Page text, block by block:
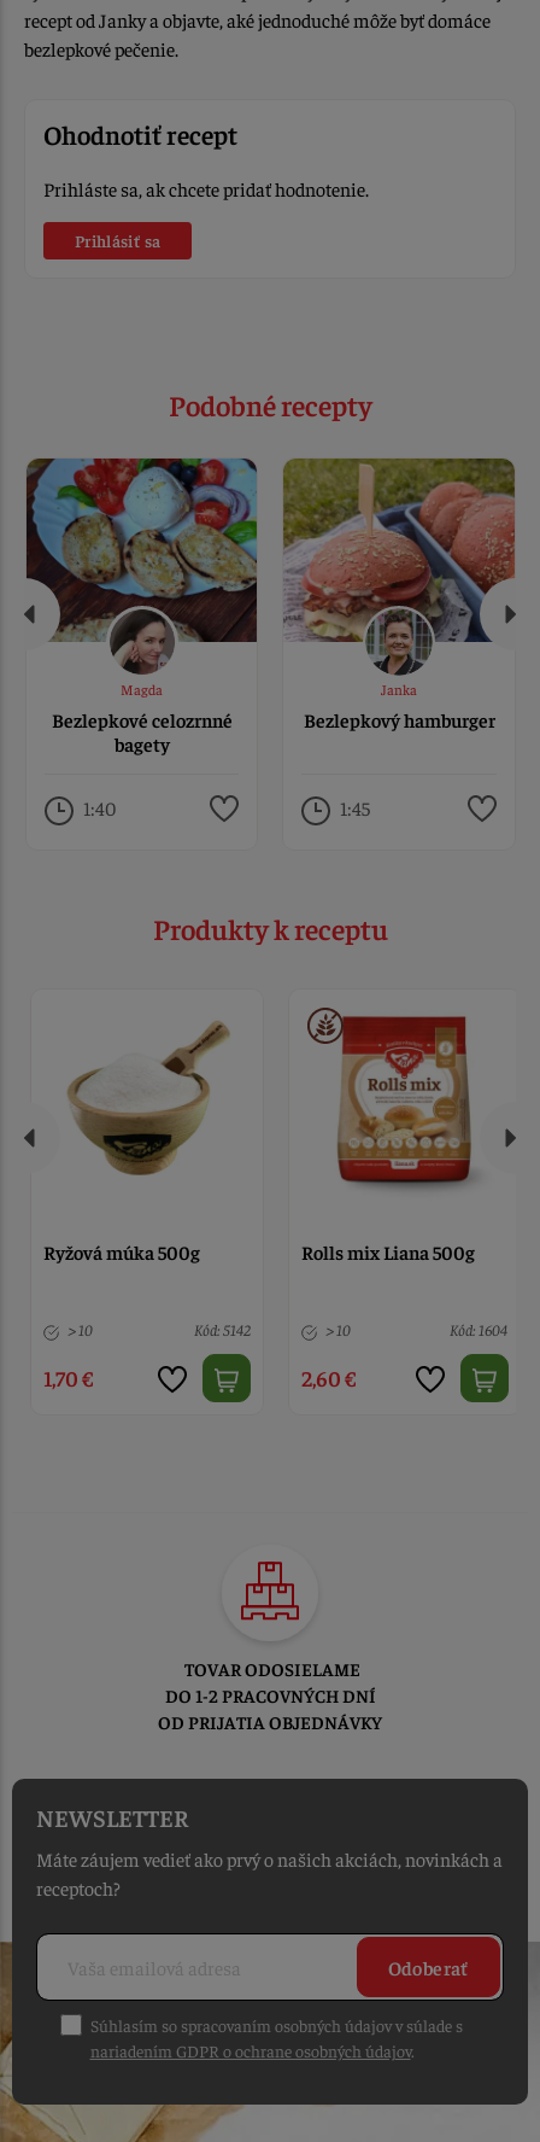
recept od Janky a objavte, aké jednoduché môže byť domáce
bezlepkové pečenie.
Ohodnotiť recept
Prihláste sa, ak chcete pridať hodnotenie.
Prihlásiť sa
Podobné recepty
Magda
Bezlepkové celozrnné
bagety
1:40
Janka
Bezlepkový hamburger
1:45
Produkty k receptu
Ryžová múka 500g
> 10 Kód: 5142
1,70 €
Rolls mix Liana 500g
> 10 Kód: 1604
2,60 €
TOVAR ODOSIELAME
DO 1-2 PRACOVNÝCH DNÍ
OD PRIJATIA OBJEDNÁVKY
NEWSLETTER
Máte záujem vedieť ako prvý o našich akciách, novinkách a
receptoch?
Odoberať
Súhlasím so spracovaním osobných údajov v súlade s
nariadením GDPR o ochrane osobných údajov.